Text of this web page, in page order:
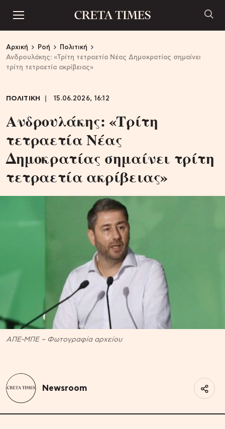
Αρχική Ροή
Πολιτική
Ανδρουλάκης: «Τρίτη τετραετία Νέας Δημοκρατίας σημαίνει
τρίτη τετραετία ακρίβειας»
ΠΟΛΙΤΙΚΗ 15.06.2026, 16:12
Ανδρουλάκης: «Τρίτη
τετραετία Νέας
Δημοκρατίας σημαίνει τρίτη
τετραετία ακρίβειας»
ΑΠΕ-ΜΠΕ – Φωτογραφία αρχείου
Newsroom